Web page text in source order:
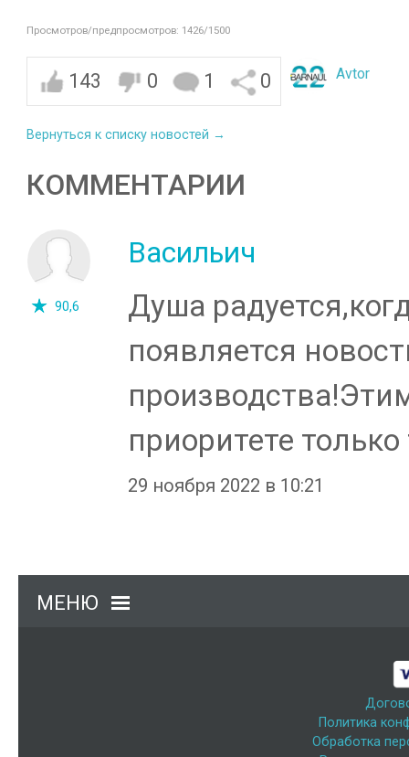
Просмотров/предпросмотров: 1426/1500
143 0 1 0 Avtor
Вернуться к списку новостей →
КОММЕНТАРИИ
90,6
Васильич
Душа
появляется
приоритете
29 ноября 2022 в 10:21
МЕНЮ
Политика
Обработка